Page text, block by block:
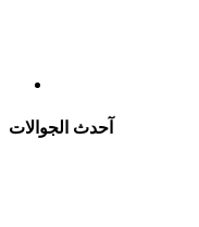
آحدث الجوالات